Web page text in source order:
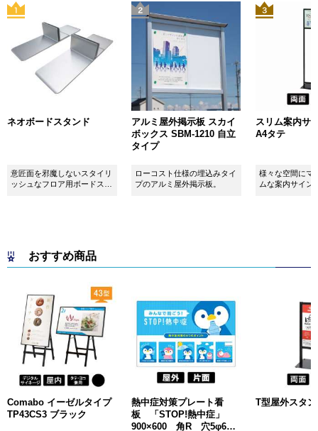
ネオボードスタンド
意匠面を邪魔しないスタイリ
ッシュなフロア用ボードスタ
アルミ屋外掲示板 スカイ
ボックス SBM-1210 自立
タイプ
ローコスト仕様の埋込みタイ
プのアルミ屋外掲示板。
スリム案内サ
A4タテ
様々な空間にマ
ムな案内サイン
おすすめ商品
Comabo イーゼルタイプ
TP43CS3 ブラック
熱中症対策プレート看
板 「STOP!熱中症」
900×600 角R 穴5φ6カ
T型屋外スタ